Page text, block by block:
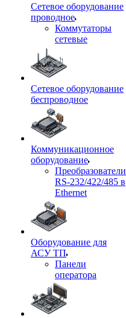
Сетевое оборудование
проводное
Коммутаторы
сетевые
Сетевое оборудование
беспроводное
Коммуникационное
оборудование
Преобразователи
RS-232/422/485 в
Ethernet
Оборудование для
АСУ ТП
Панели
оператора